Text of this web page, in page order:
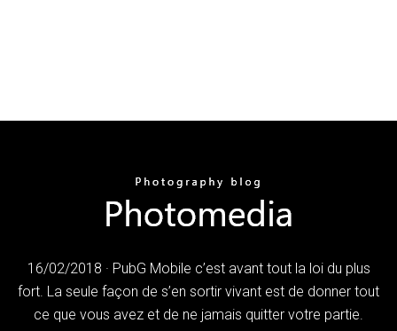
16/02/2018 · PubG Mobile c’est avant tout la loi du plus
fort. La seule façon de s’en sortir vivant est de donner tout
ce que vous avez et de ne jamais quitter votre partie.